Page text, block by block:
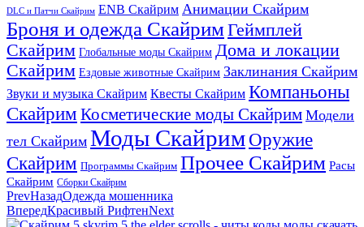
DLC и Патчи Скайрим ENB Скайрим Анимации Скайрим
Броня и одежда СкайримГеймплей
Скайрим Глобальные моды Скайрим Дома и локации
Скайрим Ездовые животные Скайрим Заклинания Скайрим
Звуки и музыка Скайрим Квесты Скайрим Компаньоны
Скайрим Косметические моды Скайрим Модели
тел Скайрим Моды Скайрим Оружие
Скайрим Программы Скайрим Прочее Скайрим Расы
Скайрим Сборки Скайрим
PrevНазадОдежда мошенника
ВпередКрасивый РифтенNext